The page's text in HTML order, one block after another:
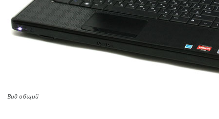
Вид общий